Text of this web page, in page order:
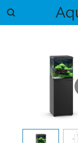
Ga